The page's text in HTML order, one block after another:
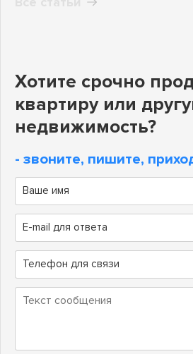
Хотите срочно
квартиру или
недвижимость?
- звоните, пишите,